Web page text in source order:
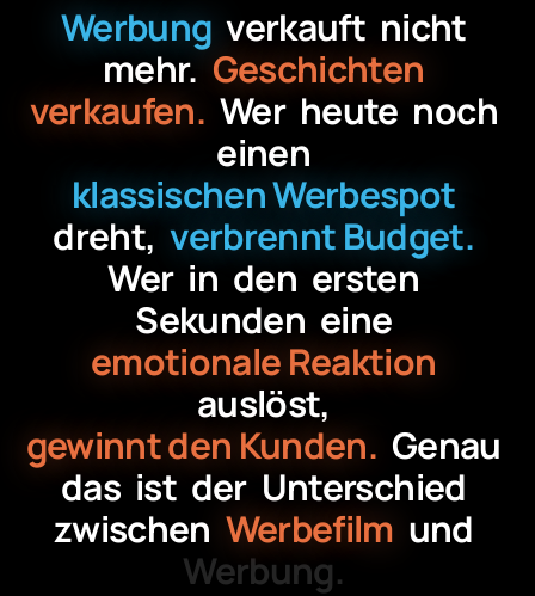
Werbung verkauft nicht
mehr. Geschichten
verkaufen. Wer heute noch
einen
klassischen Werbespot
dreht, verbrennt Budget.
Wer in den ersten
Sekunden eine
emotionale Reaktion
auslöst,
gewinnt den Kunden. Genau
das ist der Unterschied
zwischen Werbefilm und
Werbung.